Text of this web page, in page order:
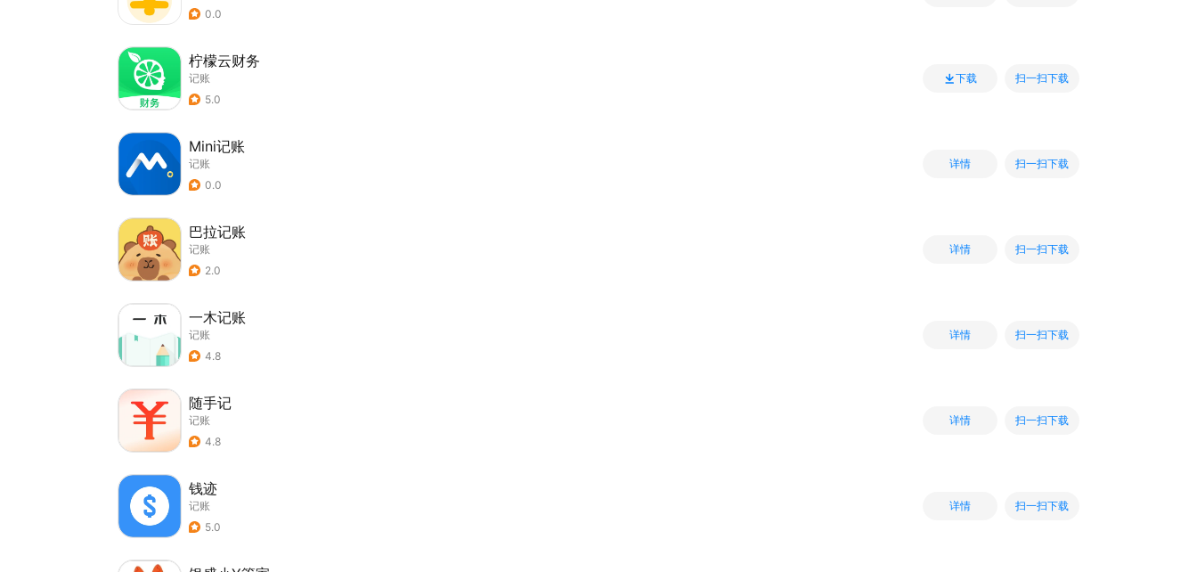
0.0
柠檬云财务
记账
5.0
下载 扫一扫下载
Mini记账
记账
0.0
详情 扫一扫下载
巴拉记账
记账
2.0
详情 扫一扫下载
一木记账
记账
4.8
详情 扫一扫下载
随手记
记账
4.8
详情 扫一扫下载
钱迹
记账
5.0
详情 扫一扫下载